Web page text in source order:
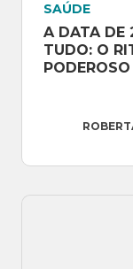
SAÚDE
A DATA DE
TUDO: O